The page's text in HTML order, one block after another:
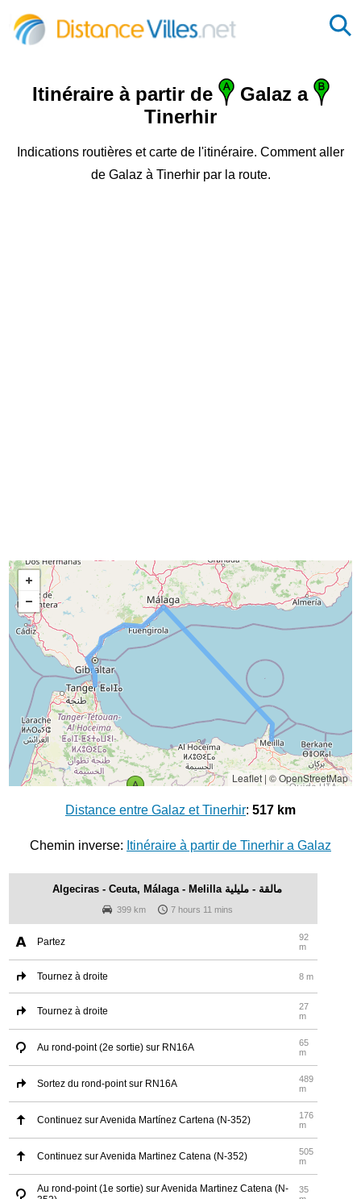
Itinéraire à partir de
Galaz a
Tinerhir
Indications routières et carte de l'itinéraire. Comment aller
de Galaz à Tinerhir par la route.
Leaflet| © OpenStreetMap
Distance entre Galaz et Tinerhir: 517 km
Chemin inverse: Itinéraire à partir de Tinerhir a Galaz
Algeciras - Ceuta, Málaga - Melilla مالقة - مليلية
399 km 7 hours 11 mins
Partez
92
m
Tournez à droite 8 m
Tournez à droite
27
m
Au rond-point (2e sortie) sur RN16A
65
m
Sortez du rond-point sur RN16A
489
m
Continuez sur Avenida Martínez Cartena (N-352)
176
m
Continuez sur Avenida Martinez Catena (N-352)
505
m
Au rond-point (1e sortie) sur Avenida Martinez Catena (N-
35